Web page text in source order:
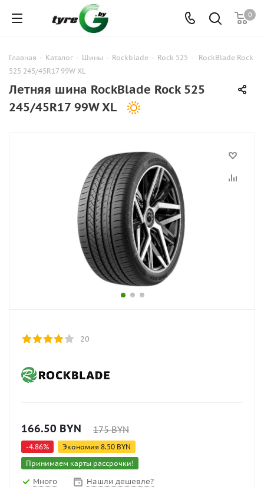
0
Главная - Каталог - Шины - Rockblade - Rock 525 -
RockBlade Rock
525 245/45R17 99W XL
Летняя шина RockBlade Rock 525
245/45R17 99W XL
20
166.50 BYN 175BYN
-4.86% Экономия 8.50 BYN
Принимаем карты рассрочки!
Много Нашли дешевле?